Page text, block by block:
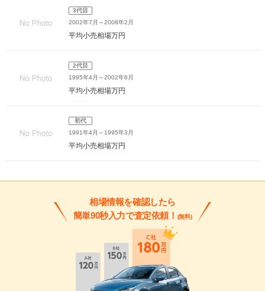
3代目
2002年7月～2008年2月
平均小売相場万円
2代目
1995年4月～2002年6月
平均小売相場万円
初代
1991年4月～1995年3月
平均小売相場万円
相場情報を確認したら
簡単90秒入力で査定依頼！ (無料)